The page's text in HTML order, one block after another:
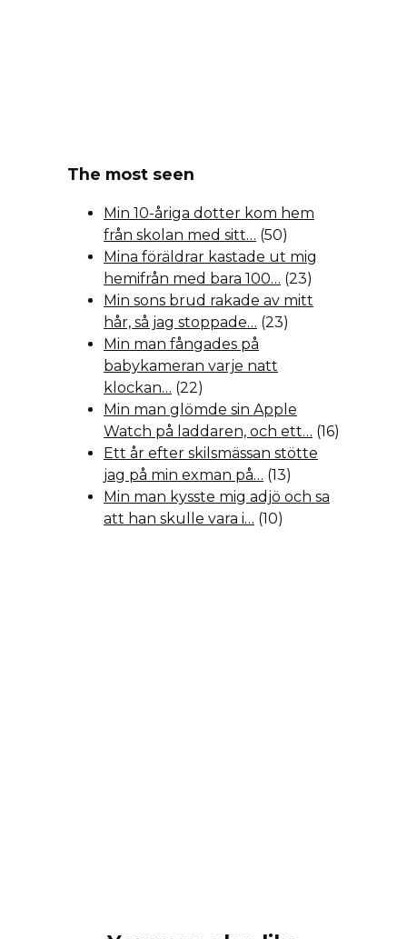
The most seen
Min 10-åriga dotter kom hem
från skolan med sitt… (50)
Mina föräldrar kastade ut mig
hemifrån med bara 100… (23)
Min sons brud rakade av mitt
hår, så jag stoppade… (23)
Min man fångades på
babykameran varje natt
klockan… (22)
Min man glömde sin Apple
Watch på laddaren, och ett… (16)
Ett år efter skilsmässan stötte
jag på min exman på… (13)
Min man kysste mig adjö och sa
att han skulle vara i… (10)